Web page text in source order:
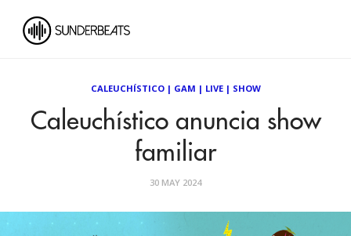
CALEUCHÍSTICO| GAM | LIVE| SHOW
Caleuchístico anuncia show
familiar
30 MAY 2024